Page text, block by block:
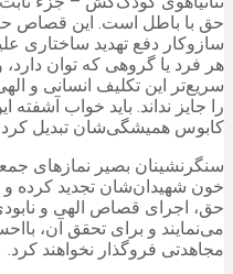
حق با باطل است. این قصاص
سازوکار دفع تهدید ساختاری
هر فرد یا گروهی که توان
سریع‌تر این تکلیف انسانی و
را جایز نداند. باید خواب
کابوس همیشگی‌شان تبدیل
سنگرنشینان بصیر نمازهای
خون شهیدان‌شان تجدید کرده و
حق، اجرای قصاص الهی و
می‌نمایند و برای تحقق آن،
مجاهدتی فروگذار نخواهند کرد.